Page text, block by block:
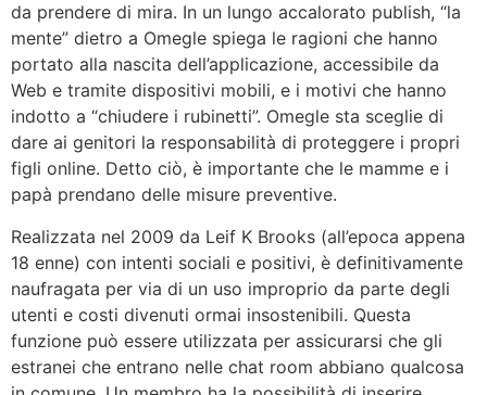
da prendere di mira. In un lungo accalorato publish, “la
mente” dietro a Omegle spiega le ragioni che hanno
portato alla nascita dell’applicazione, accessibile da
Web e tramite dispositivi mobili, e i motivi che hanno
indotto a “chiudere i rubinetti”. Omegle sta sceglie di
dare ai genitori la responsabilità di proteggere i propri
figli online. Detto ciò, è importante che le mamme e i
papà prendano delle misure preventive.
Realizzata nel 2009 da Leif K Brooks (all’epoca appena
18 enne) con intenti sociali e positivi, è definitivamente
naufragata per via di un uso improprio da parte degli
utenti e costi divenuti ormai insostenibili. Questa
funzione può essere utilizzata per assicurarsi che gli
estranei che entrano nelle chat room abbiano qualcosa